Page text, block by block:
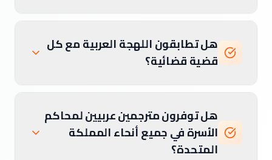
هل تطابقون اللهجة العربية مع كل
قضية قضائية؟
هل توفرون مترجمين عربيين لمحاكم
الأسرة في جميع أنحاء المملكة
المتحدة؟